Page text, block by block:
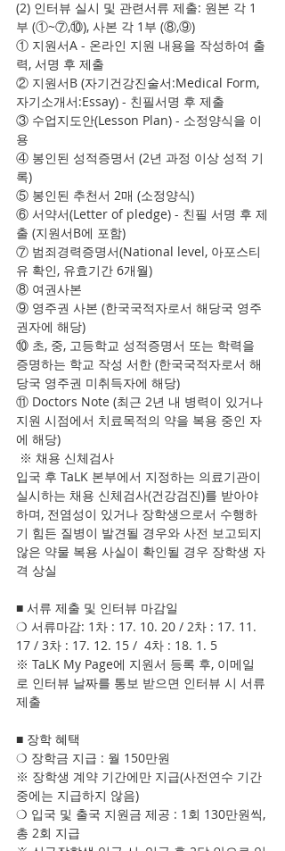
(2) 인터뷰 실시 및 관련서류 제출: 원본 각 1
부 (①~⑦,⑩), 사본 각 1부 (⑧,⑨)
① 지원서A - 온라인 지원 내용을 작성하여 출
력, 서명 후 제출
② 지원서B (자기건강진술서:Medical Form,
자기소개서:Essay) - 친필서명 후 제출
③ 수업지도안(Lesson Plan) - 소정양식을 이
용
④ 봉인된 성적증명서 (2년 과정 이상 성적 기
록)
⑤ 봉인된 추천서 2매 (소정양식)
⑥ 서약서(Letter of pledge) - 친필 서명 후 제
출 (지원서B에 포함)
⑦ 범죄경력증명서(National level, 아포스티
유 확인, 유효기간 6개월)
⑧ 여권사본
⑨ 영주권 사본 (한국국적자로서 해당국 영주
권자에 해당)
⑩ 초, 중, 고등학교 성적증명서 또는 학력을
증명하는 학교 작성 서한 (한국국적자로서 해
당국 영주권 미취득자에 해당)
⑪ Doctors Note (최근 2년 내 병력이 있거나
지원 시점에서 치료목적의 약을 복용 중인 자
에 해당)
※ 채용 신체검사
입국 후 TaLK 본부에서 지정하는 의료기관이
실시하는 채용 신체검사(건강검진)를 받아야
하며, 전염성이 있거나 장학생으로서 수행하
기 힘든 질병이 발견될 경우와 사전 보고되지
않은 약물 복용 사실이 확인될 경우 장학생 자
격 상실
■ 서류 제출 및 인터뷰 마감일
❍ 서류마감: 1차 : 17. 10. 20 / 2차 : 17. 11.
17 / 3차 : 17. 12. 15 /  4차 : 18. 1. 5
※ TaLK My Page에 지원서 등록 후, 이메일
로 인터뷰 날짜를 통보 받으면 인터뷰 시 서류
제출
■ 장학 혜택
❍ 장학금 지급 : 월 150만원
※ 장학생 계약 기간에만 지급(사전연수 기간
중에는 지급하지 않음)
❍ 입국 및 출국 지원금 제공 : 1회 130만원씩,
총 2회 지급